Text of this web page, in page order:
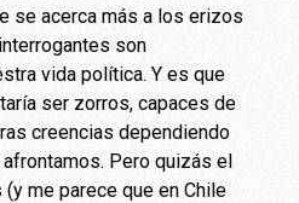
se acerca más a los erizos
son
vida política. Y es que
ser zorros, capaces de
creencias dependiendo
Pero quizás el
me parece que en Chile